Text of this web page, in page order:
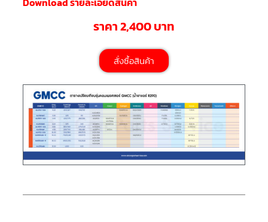
KULTHORN
คอมเพรสเซอร์
คอมเพรสเซอร์
ตู้
เย็น
ตู้
แช่
KULTHORN
ราคา 2,400 บาท
สั่งซื้อสินค้า